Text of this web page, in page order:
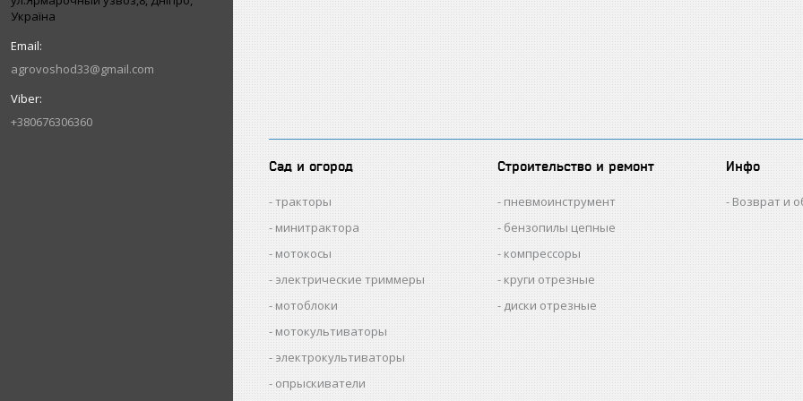
Україна
agrovoshod33@gmail.com
+380676306360
Сад и огород
тракторы
минитрактора
мотокосы
электрические триммеры
мотоблоки
мотокультиваторы
электрокультиваторы
опрыскиватели
Строительство и ремонт
пневмоинструмент
бензопилы цепные
компрессоры
круги отрезные
диски отрезные
Инфо
Возврат и